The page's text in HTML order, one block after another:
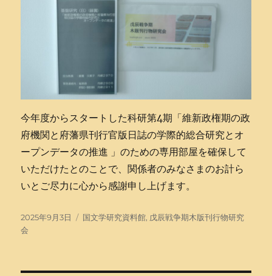
今年度からスタートした科研第4期「維新政権期の政
府機関と府藩県刊行官版日誌の学際的総合研究とオ
ープンデータの推進 」のための専用部屋を確保して
いただけたとのことで、関係者のみなさまのお計ら
いとご尽力に心から感謝申し上げます。
投
稿
2025年9月3日
タ
国文学研究資料館, 戊辰戦争期木版刊行物研究
会